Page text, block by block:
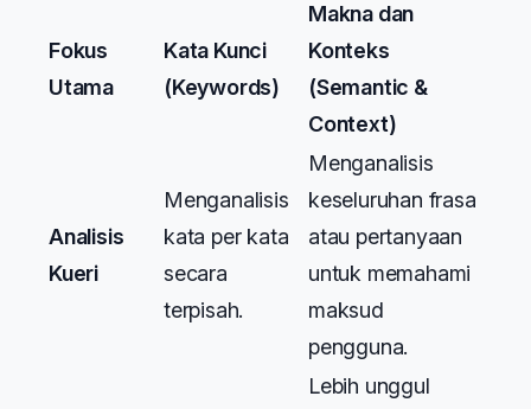
Fokus
Utama
Kata Kunci
(Keywords)
Makna dan
Konteks
(Semantic &
Context)
Analisis
Kueri
Menganalisis
kata per kata
secara
terpisah.
Menganalisis
keseluruhan frasa
atau pertanyaan
untuk memahami
maksud
pengguna.
Lebih unggul